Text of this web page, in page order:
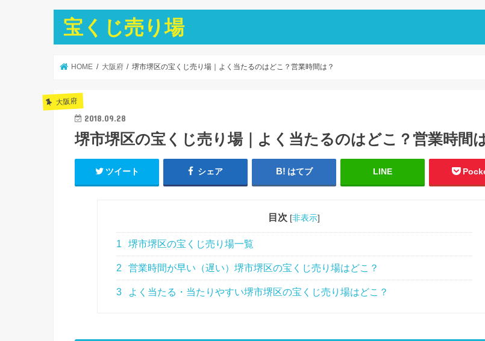
宝くじ売り場
HOME 大阪府 堺市堺区の宝くじ売り場｜よく当たるのはどこ？営業時間は？
大阪府
2018.09.28
堺市堺区の宝くじ売り場｜よく当たるのはどこ？営業時間
ツイート シェア はてブ LINE
目次 [非表示]
1 堺市堺区の宝くじ売り場一覧
2 営業時間が早い（遅い）堺市堺区の宝くじ売り場はどこ？
3 よく当たる・当たりやすい堺市堺区の宝くじ売り場はどこ？